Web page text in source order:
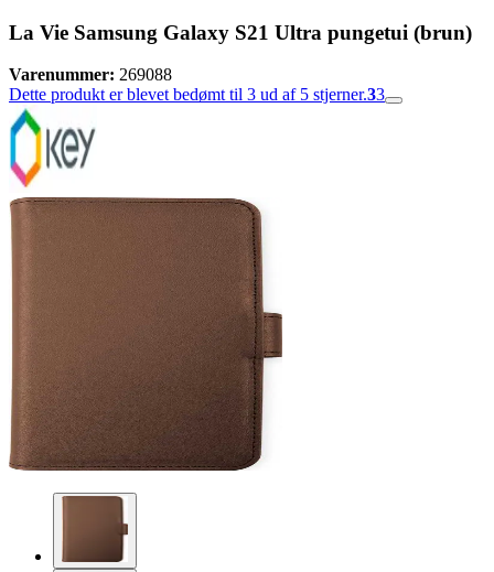
La Vie Samsung Galaxy S21 Ultra pungetui (brun)
Varenummer: 269088
Dette produkt er blevet bedømt til 3 ud af 5 stjerner.33